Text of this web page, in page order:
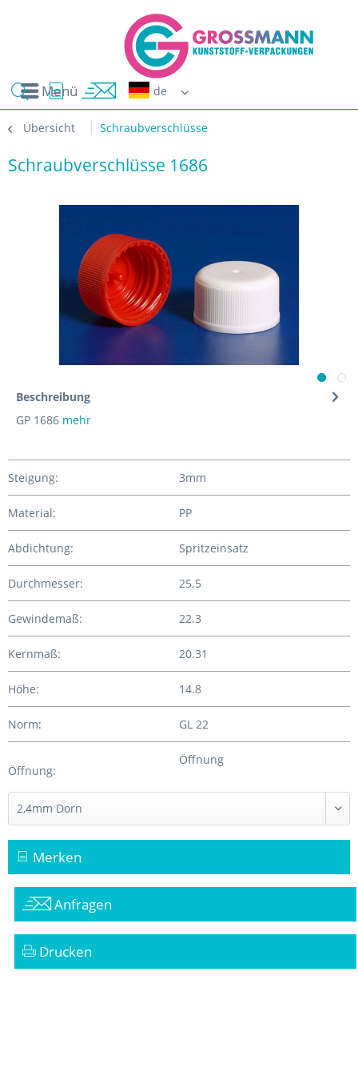
Menü
Übersicht Schraubverschlüsse
Schraubverschlüsse 1686
Beschreibung
GP 1686 mehr
Steigung: 3mm
Material: PP
Abdichtung: Spritzeinsatz
Durchmesser: 25.5
Gewindemaß: 22.3
Kernmaß: 20.31
Höhe: 14.8
Norm: GL 22
Öffnung:
Öffnung
Merken
Anfragen
Drucken